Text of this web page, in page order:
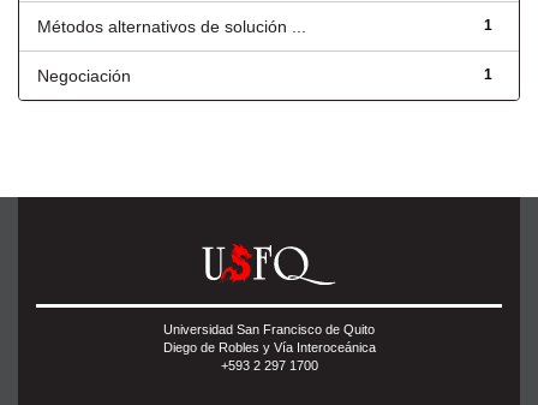
1
Métodos alternativos de solución ...
1
Negociación
Universidad San Francisco de Quito
Diego de Robles y Vía Interoceánica
+593 2 297 1700